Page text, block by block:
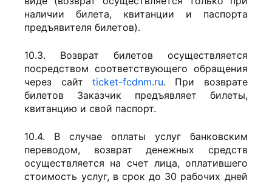
наличии билета, квитанции и паспорта
предъявителя билетов).
10.3. Возврат билетов осуществляется
посредством соответствующего обращения
через сайт ticket-fcdnm.ru. При возврате
билетов Заказчик предъявляет билеты,
квитанцию и свой паспорт.
10.4. В случае оплаты услуг банковским
переводом, возврат денежных средств
осуществляется на счет лица, оплатившего
стоимость услуг, в срок до 30 рабочих дней